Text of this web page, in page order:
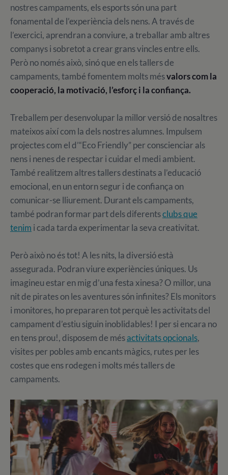
nostres campaments, els esports són una part
fonamental de l’experiència dels nens. A través de
l’exercici, aprendran a conviure, a treballar amb altres
companys i sobretot a crear grans vincles entre ells.
Però no només això, sinó que en els tallers de
campaments, també fomentem molts mésvalors com la
cooperació, la motivació, l’esforç i la confiança.
Treballem per desenvolupar la millor versió de nosaltres
mateixos així com la dels nostres alumnes. Impulsem
projectes com el d’“Eco Friendly” per conscienciar als
nens i nenes de respectar i cuidar el medi ambient.
També realitzem altres tallers destinats a l’educació
emocional, en un entorn segur i de confiança on
comunicar-se lliurement. Durant els campaments,
també podran formar part dels diferentsclubs que
tenim i cada tarda experimentar la seva creativitat.
Però això no és tot! A les nits, la diversió està
assegurada. Podran viure experiències úniques. Us
imagineu estar en mig d’una festa xinesa? O millor, una
nit de pirates on les aventures són infinites? Els monitors
i monitores, ho prepararen tot perquè les activitats del
campament d’estiu siguin inoblidables! I per si encara no
en tens prou!, disposem de mésactivitats opcionals,
visites per pobles amb encants màgics, rutes per les
costes que ens rodegen i molts més tallers de
campaments.